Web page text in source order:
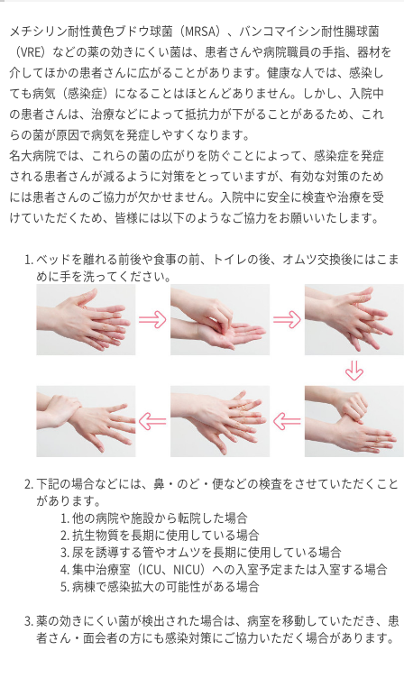
メチシリン耐性黄色ブドウ球菌（MRSA）、バンコマイシン耐性腸球菌
（VRE）などの薬の効きにくい菌は、患者さんや病院職員の手指、器材を
介してほかの患者さんに広がることがあります。健康な人では、感染し
ても病気（感染症）になることはほとんどありません。しかし、入院中
の患者さんは、治療などによって抵抗力が下がることがあるため、これ
らの菌が原因で病気を発症しやすくなります。
名大病院では、これらの菌の広がりを防ぐことによって、感染症を発症
される患者さんが減るように対策をとっていますが、有効な対策のため
には患者さんのご協力が欠かせません。入院中に安全に検査や治療を受
けていただくため、皆様には以下のようなご協力をお願いいたします。
ベッドを離れる前後や食事の前、トイレの後、オムツ交換後にはこま
めに手を洗ってください。
下記の場合などには、鼻・のど・便などの検査をさせていただくこと
があります。
他の病院や施設から転院した場合
抗生物質を長期に使用している場合
尿を誘導する管やオムツを長期に使用している場合
集中治療室（ICU、NICU）への入室予定または入室する場合
病棟で感染拡大の可能性がある場合
薬の効きにくい菌が検出された場合は、病室を移動していただき、患
者さん・面会者の方にも感染対策にご協力いただく場合があります。